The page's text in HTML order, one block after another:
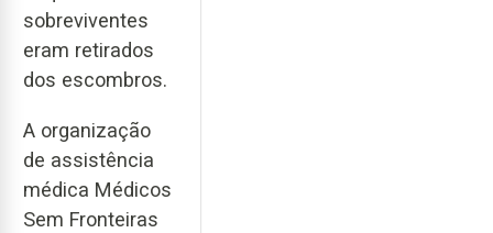
sobreviventes
eram retirados
dos escombros.
A organização
de assistência
médica Médicos
Sem Fronteiras